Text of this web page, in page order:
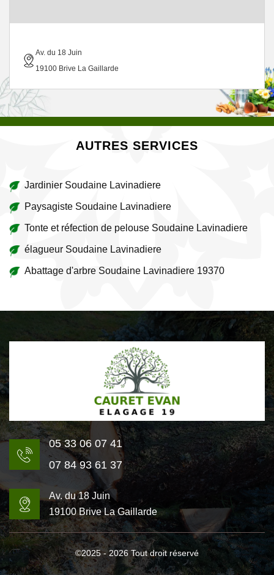
Av. du 18 Juin
19100 Brive La Gaillarde
AUTRES SERVICES
Jardinier Soudaine Lavinadiere
Paysagiste Soudaine Lavinadiere
Tonte et réfection de pelouse Soudaine Lavinadiere
élagueur Soudaine Lavinadiere
Abattage d'arbre Soudaine Lavinadiere 19370
05 33 06 07 41
07 84 93 61 37
Av. du 18 Juin
19100 Brive La Gaillarde
©2025 - 2026 Tout droit réservé